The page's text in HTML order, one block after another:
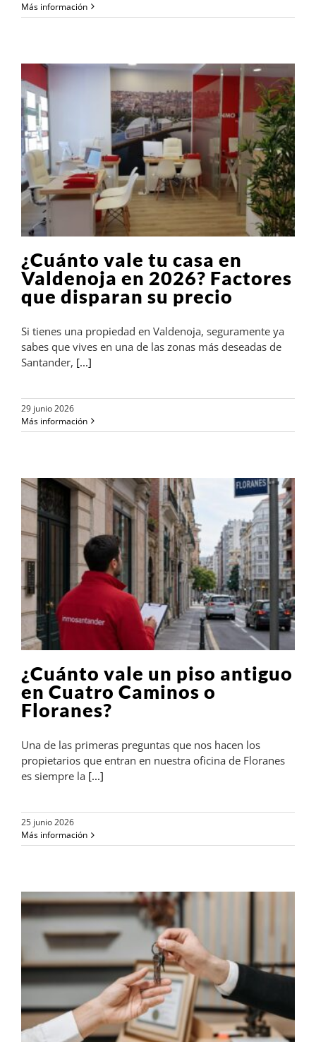
Más información
¿Cuánto vale tu casa en
Valdenoja en 2026? Factores
que disparan su precio
Si tienes una propiedad en Valdenoja, seguramente ya
sabes que vives en una de las zonas más deseadas de
Santander, [...]
29 junio 2026
Más información
¿Cuánto vale un piso antiguo
en Cuatro Caminos o
Floranes?
Una de las primeras preguntas que nos hacen los
propietarios que entran en nuestra oficina de Floranes
es siempre la [...]
25 junio 2026
Más información